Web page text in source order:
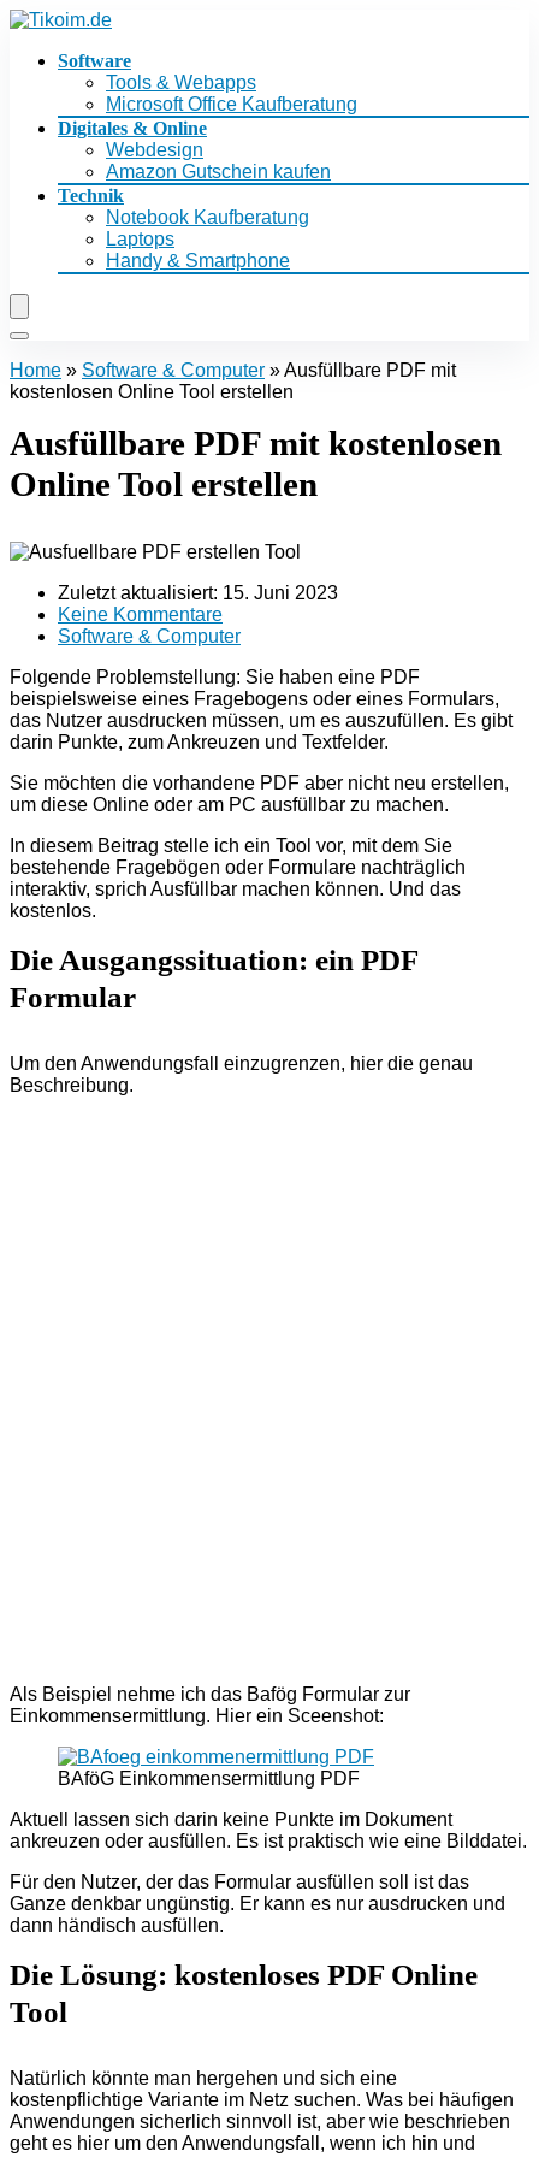
Software
Tools & Webapps
Microsoft Office Kaufberatung
Digitales & Online
Webdesign
Amazon Gutschein kaufen
Technik
Notebook Kaufberatung
Laptops
Handy & Smartphone
Home » Software & Computer »Ausfüllbare PDF mit
kostenlosen Online Tool erstellen
Ausfüllbare PDF mit kostenlosen
Online Tool erstellen
Zuletzt aktualisiert: 15. Juni 2023
Keine Kommentare
Software & Computer
Folgende Problemstellung: Sie haben eine PDF
beispielsweise eines Fragebogens oder eines Formulars,
das Nutzer ausdrucken müssen, um es auszufüllen. Es gibt
darin Punkte, zum Ankreuzen und Textfelder.
Sie möchten die vorhandene PDF aber nicht neu erstellen,
um diese Online oder am PC ausfüllbar zu machen.
In diesem Beitrag stelle ich ein Tool vor, mit dem Sie
bestehende Fragebögen oder Formulare nachträglich
interaktiv, sprich Ausfüllbar machen können. Und das
kostenlos.
Die Ausgangssituation: ein PDF
Formular
Um den Anwendungsfall einzugrenzen, hier die genau
Beschreibung.
Als Beispiel nehme ich das Bafög Formular zur
Einkommensermittlung. Hier ein Sceenshot:
BAföG Einkommensermittlung PDF
Aktuell lassen sich darin keine Punkte im Dokument
ankreuzen oder ausfüllen. Es ist praktisch wie eine Bilddatei.
Für den Nutzer, der das Formular ausfüllen soll ist das
Ganze denkbar ungünstig. Er kann es nur ausdrucken und
dann händisch ausfüllen.
Die Lösung: kostenloses PDF Online
Tool
Natürlich könnte man hergehen und sich eine
kostenpflichtige Variante im Netz suchen. Was bei häufigen
Anwendungen sicherlich sinnvoll ist, aber wie beschrieben
geht es hier um den Anwendungsfall, wenn ich hin und